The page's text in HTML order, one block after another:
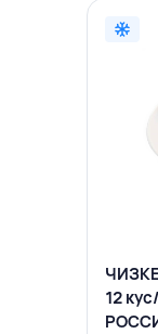
12